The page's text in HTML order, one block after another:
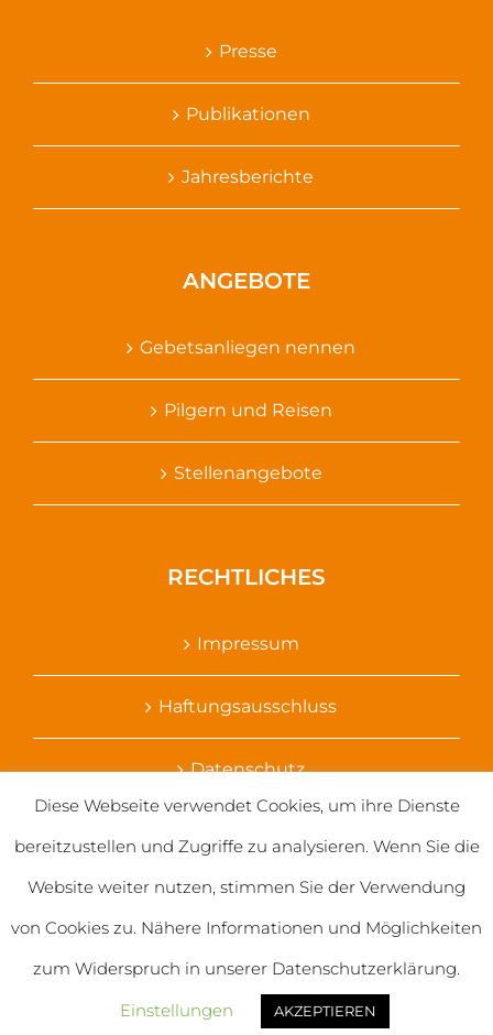
Presse
Publikationen
Jahresberichte
ANGEBOTE
Gebetsanliegen nennen
Pilgern und Reisen
Stellenangebote
RECHTLICHES
Impressum
Haftungsausschluss
Datenschutz
© 2020 Salvatorianerinnen weltweit
Diese Webseite verwendet Cookies, um ihre Dienste
bereitzustellen und Zugriffe zu analysieren. Wenn Sie die
Website weiter nutzen, stimmen Sie der Verwendung
von Cookies zu. Nähere Informationen und Möglichkeiten
zum Widerspruch in unserer Datenschutzerklärung.
Einstellungen
AKZEPTIEREN